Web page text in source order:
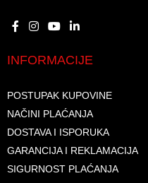
INFORMACIJE
POSTUPAK KUPOVINE
NAČINI PLAĆANJA
DOSTAVA I ISPORUKA
GARANCIJA I REKLAMACIJA
SIGURNOST PLAĆANJA